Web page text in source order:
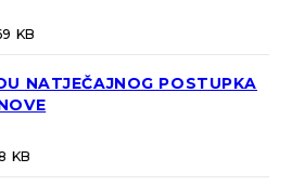
KB
NATJEČAJNOG POSTUPKA
KB